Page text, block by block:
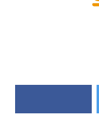
作品一覧か